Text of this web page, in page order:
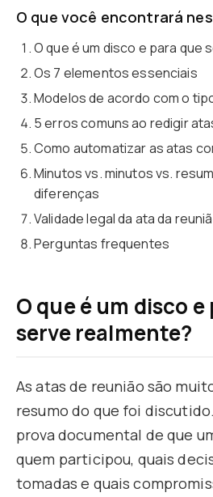
O que você encontrará
O que é um disco e para que
Os 7 elementos essenciais
Modelos de acordo com o
5 erros comuns ao redigir
Como automatizar as atas
Minutos vs. minutos vs.
diferenças
Validade legal da ata da
Perguntas frequentes
O que é um disco
serve realmente?
As atas de reunião são
resumo do que foi
prova documental de que
quem participou, quais
tomadas e quais